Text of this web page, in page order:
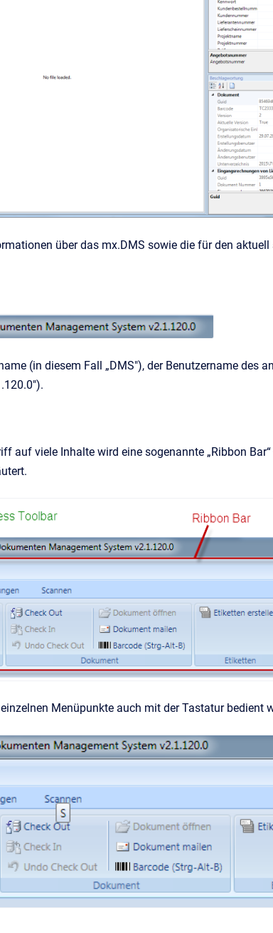
über das mx.DMS sowie die für den
(in diesem Fall „DMS"), der Benutzername des
auf viele Inhalte wird eine sogenannte „Ribbon
Menüpunkte auch mit der Tastatur bedient